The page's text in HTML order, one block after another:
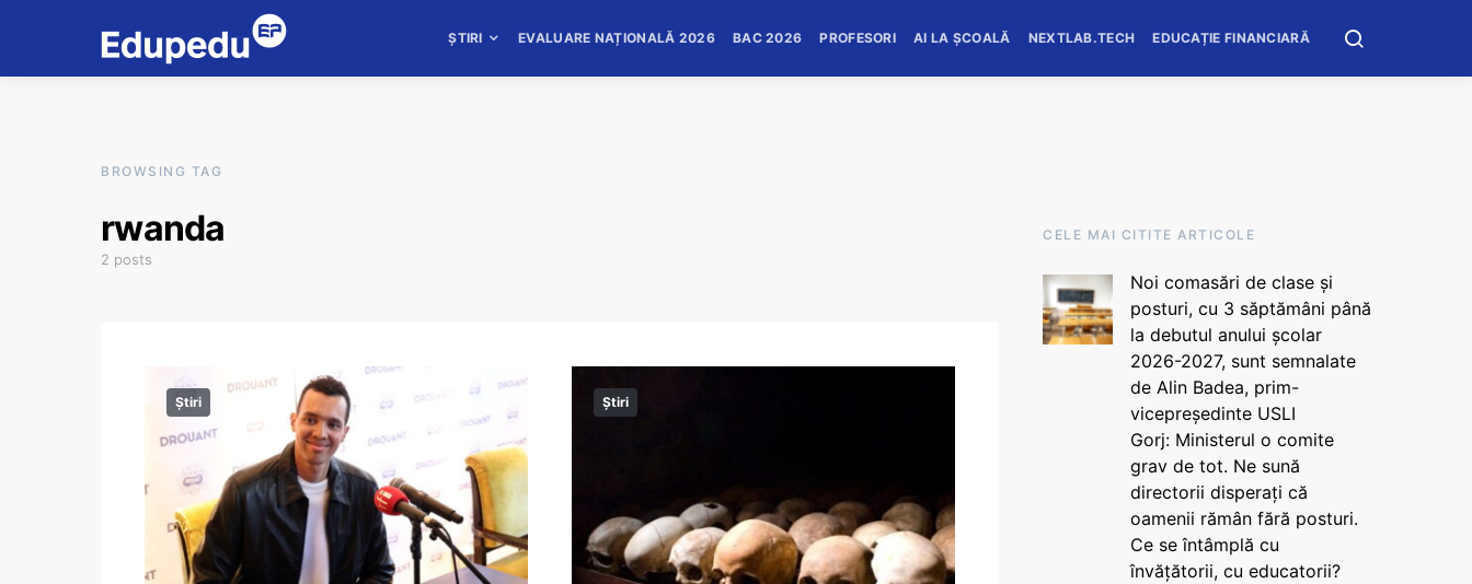
ȘTIRI EVALUARE NAȚIONALĂ 2026 BAC 2026 PROFESORI AI LA ȘCOALĂ NEXTLAB.TECH EDUCAȚIE FINANCIARĂ
BROWSING TAG
rwanda
2 posts
Știri Știri
CELE MAI CITITE ARTICOLE
Noi comasări de clase și
posturi, cu 3 săptămâni până
la debutul anului școlar
2026-2027, sunt semnalate
de Alin Badea, prim-
vicepreședinte USLI
Gorj: Ministerul o comite
grav de tot. Ne sună
directorii disperați că
oamenii rămân fără posturi.
Ce se întâmplă cu
învățătorii, cu educatorii?